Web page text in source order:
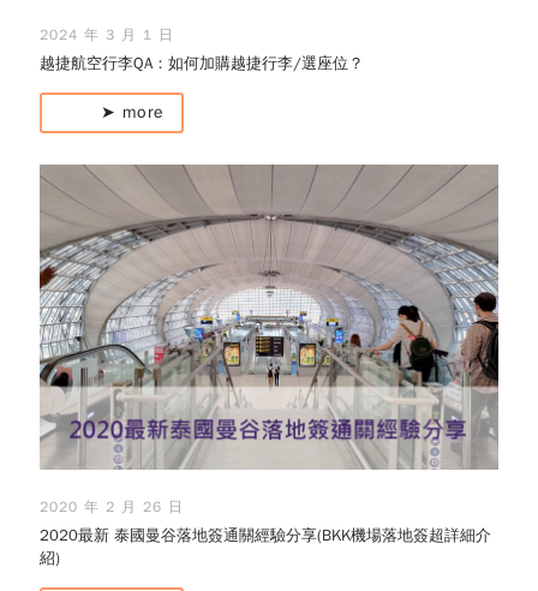
2024 年 3 月 1 日
越捷航空行李QA：如何加購越捷行李/選座位？
➤ more
2020 年 2 月 26 日
2020最新 泰國曼谷落地簽通關經驗分享(BKK機場落地簽超詳細介
紹)